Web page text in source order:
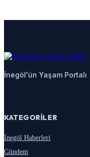
İnegöl'ün Yaşam Portalı
KATEGORILER
İnegöl Haberleri
Gündem